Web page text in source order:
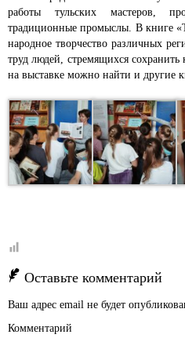
работы тульских мастеров,
традиционные промыслы. В книге
народное творчество различных
труд людей, стремящихся сохранить
на выставке можно найти и другие
Оставьте комментарий
Ваш адрес email не будет
Комментарий